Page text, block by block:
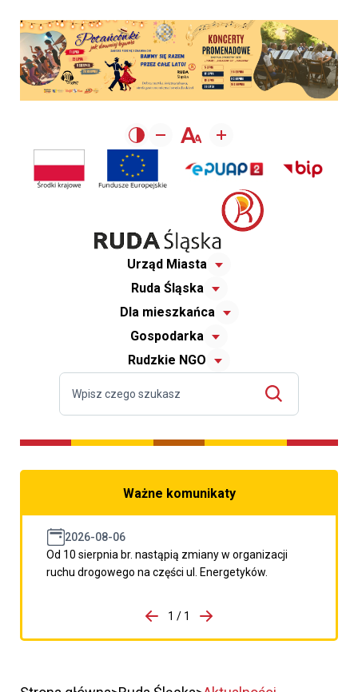
Urząd Miasta
Ruda Śląska
Dla mieszkańca
Gospodarka
Rudzkie NGO
Ważne komunikaty
2026-08-06
Od 10 sierpnia br. nastąpią zmiany w organizacji
ruchu drogowego na części ul. Energetyków.
porzpedniego komunikatu
1 / 1
Przejdź do następnego